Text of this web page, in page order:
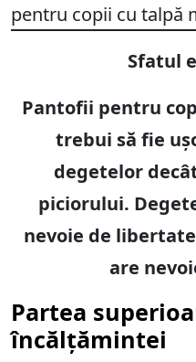
pentru copii cu talpă
Sfatul
Pantofii pentru
trebui să fie
degetelor
piciorului.
nevoie de
are
Partea
încălțămintei